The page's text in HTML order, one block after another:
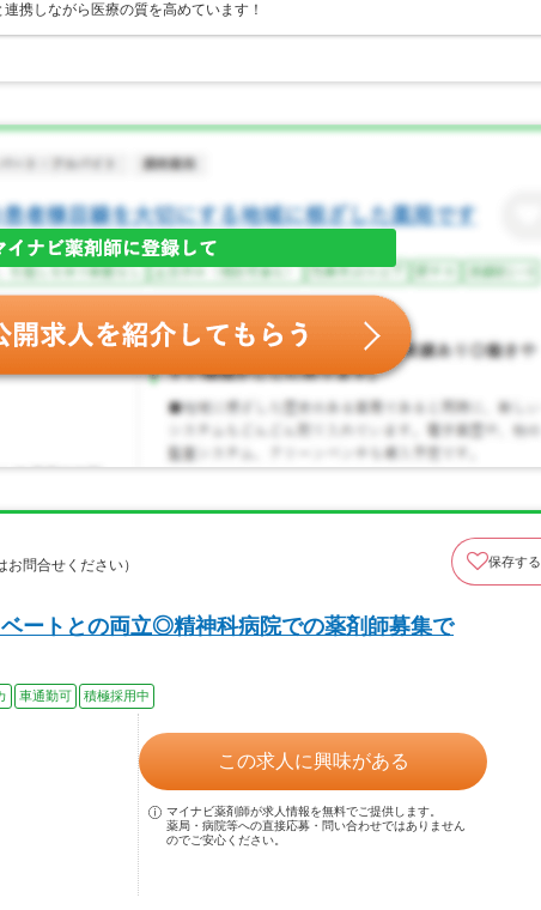
携しながら医療の質を高めています！
問合せください）
保存する
ートとの両立◎精神科病院での薬剤師募集で
車通勤可 積極採用中
この求人に興味がある
マイナビ薬剤師が求人情報を無料でご提供します。
薬局・病院等への直接応募・問い合わせではありません
のでご安心ください。